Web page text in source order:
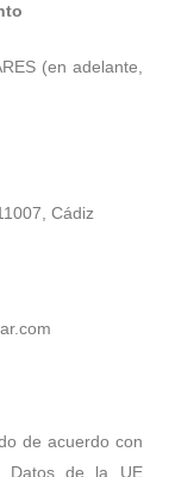
(en adelante,
Cádiz
de acuerdo con
Datos de la UE